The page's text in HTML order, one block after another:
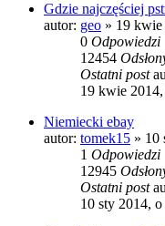
Gdzie najczęściej
autor: geo » 19 kwie
0 Odpowiedzi
12454
Ostatni post
19 kwie
Niemiecki ebay
autor: tomek15 » 10
1 Odpowiedzi
12945
Ostatni post
10 sty 2014,